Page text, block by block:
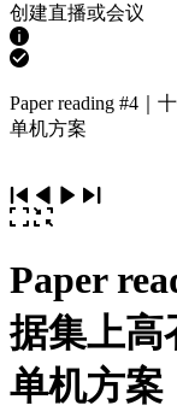
创建直播或会议
Paper reading #4｜
单机方案
Paper
据集上高
单机方案